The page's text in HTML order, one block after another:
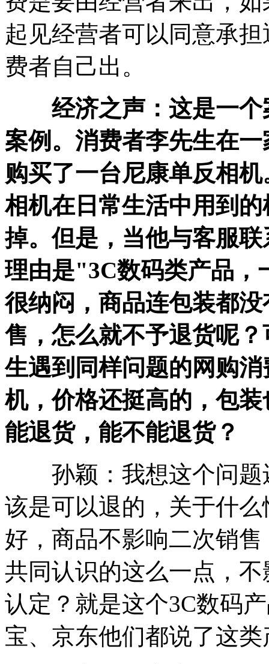
起见经营者可以同意承
费者自己出。
经济之声：这是一
案例。消费者李先生在
购买了一台尼康单反相
相机在日常生活中用到
掉。但是，当他与客服
理由是"3C数码类产品，
很纳闷，商品连包装都
售，怎么就不予退货呢
生遇到同样问题的网购
机，价格还挺高的，包
能退货，能不能退货？
孙颖：我想这个问题
该是可以退的，关于什
好，商品不影响二次销
共同认识的这么一点，
认定？就是这个3C数码
宝、京东他们都说了这